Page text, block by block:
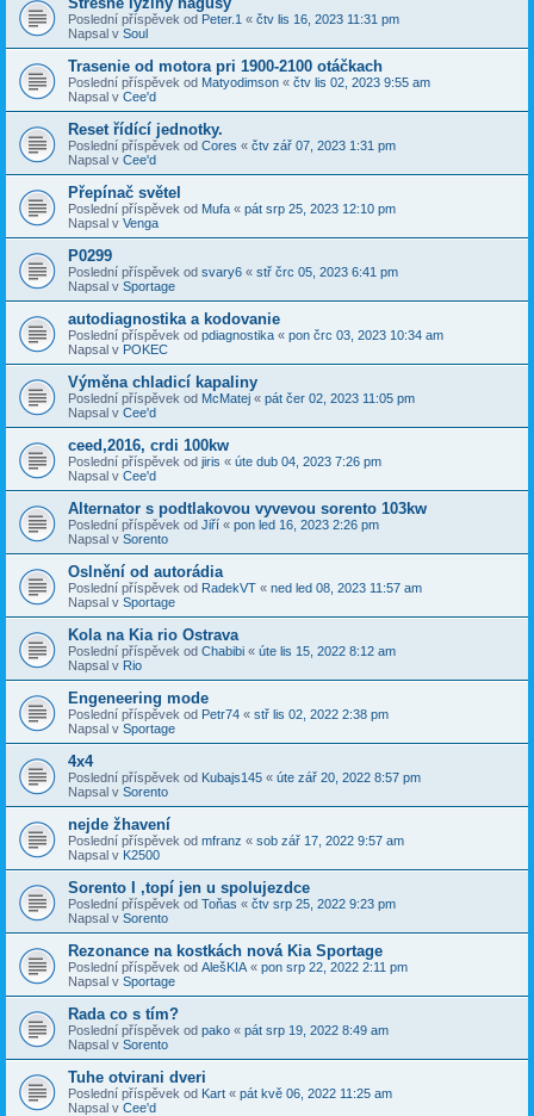
Poslední příspěvek od Peter.1 « čtv lis 16, 2023 11:31 pm
Napsal v Soul
Trasenie od motora pri 1900-2100 otáčkach
Poslední příspěvek od Matyodimson « čtv lis 02, 2023 9:55 am
Napsal v Cee'd
Reset řídící jednotky.
Poslední příspěvek od Cores « čtv zář 07, 2023 1:31 pm
Napsal v Cee'd
Přepínač světel
Poslední příspěvek od Mufa « pát srp 25, 2023 12:10 pm
Napsal v Venga
P0299
Poslední příspěvek od svary6 « stř črc 05, 2023 6:41 pm
Napsal v Sportage
autodiagnostika a kodovanie
Poslední příspěvek od pdiagnostika « pon črc 03, 2023 10:34 am
Napsal v POKEC
Výměna chladicí kapaliny
Poslední příspěvek od McMatej « pát čer 02, 2023 11:05 pm
Napsal v Cee'd
ceed,2016, crdi 100kw
Poslední příspěvek od jiris « úte dub 04, 2023 7:26 pm
Napsal v Cee'd
Alternator s podtlakovou vyvevou sorento 103kw
Poslední příspěvek od Jiří « pon led 16, 2023 2:26 pm
Napsal v Sorento
Oslnění od autorádia
Poslední příspěvek od RadekVT « ned led 08, 2023 11:57 am
Napsal v Sportage
Kola na Kia rio Ostrava
Poslední příspěvek od Chabibi « úte lis 15, 2022 8:12 am
Napsal v Rio
Engeneering mode
Poslední příspěvek od Petr74 « stř lis 02, 2022 2:38 pm
Napsal v Sportage
4x4
Poslední příspěvek od Kubajs145 « úte zář 20, 2022 8:57 pm
Napsal v Sorento
nejde žhavení
Poslední příspěvek od mfranz « sob zář 17, 2022 9:57 am
Napsal v K2500
Sorento I ,topí jen u spolujezdce
Poslední příspěvek od Toňas « čtv srp 25, 2022 9:23 pm
Napsal v Sorento
Rezonance na kostkách nová Kia Sportage
Poslední příspěvek od AlešKIA « pon srp 22, 2022 2:11 pm
Napsal v Sportage
Rada co s tím?
Poslední příspěvek od pako « pát srp 19, 2022 8:49 am
Napsal v Sorento
Tuhe otvirani dveri
Poslední příspěvek od Kart « pát kvě 06, 2022 11:25 am
Napsal v Cee'd